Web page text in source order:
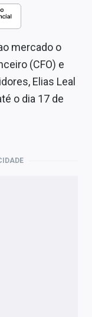
mercado o
(CFO) e
Elias Leal
o dia 17 de